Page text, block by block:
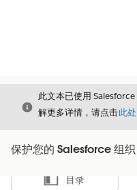
关闭
此文本已使用
解更多详情，请点击此处
保护您的 Salesforce 组织
显示目录
目录